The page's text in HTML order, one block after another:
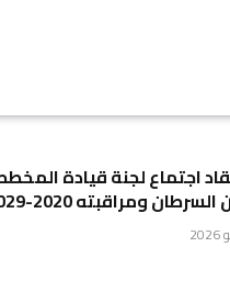
اجتماع لجنة قيادة
ومراقبته 2020-2029